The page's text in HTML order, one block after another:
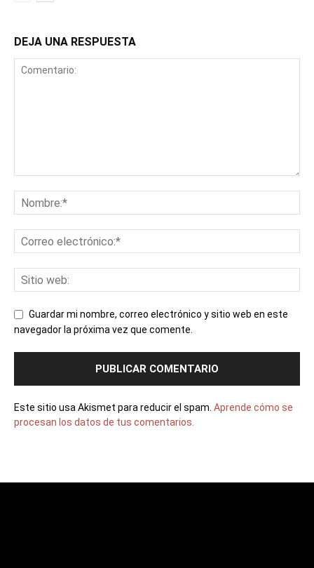
DEJA UNA RESPUESTA
Guardar mi nombre, correo electrónico y sitio web en este
navegador la próxima vez que comente.
Este sitio usa Akismet para reducir el spam. Aprende cómo se
procesan los datos de tus comentarios.